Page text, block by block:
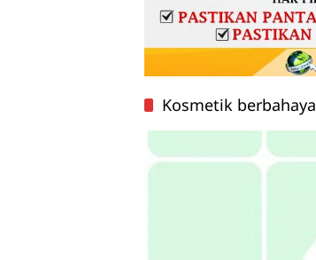
Kosmetik berbahaya